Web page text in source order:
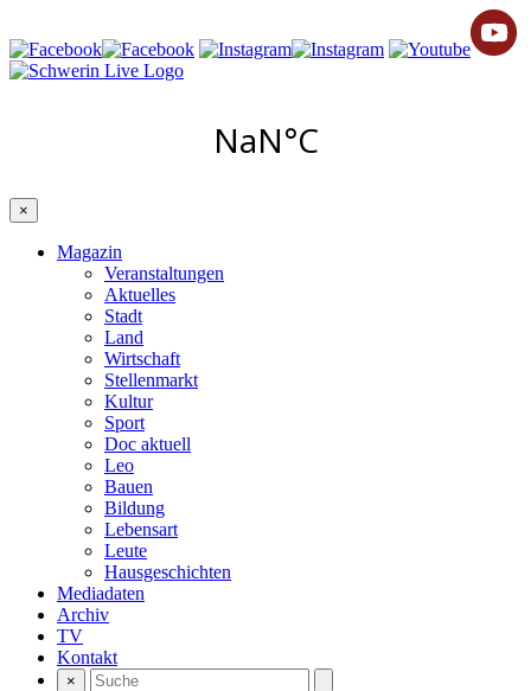
×
Magazin
Veranstaltungen
Aktuelles
Stadt
Land
Wirtschaft
Stellenmarkt
Kultur
Sport
Doc aktuell
Leo
Bauen
Bildung
Lebensart
Leute
Hausgeschichten
Mediadaten
Archiv
TV
Kontakt
×